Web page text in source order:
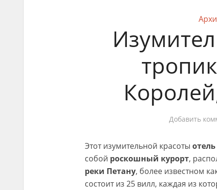
Добавить
Этот изумительной красоты отель
собой роскошный курорт,
реки Петану, более известном
состоит из 25 вилл, каждая из